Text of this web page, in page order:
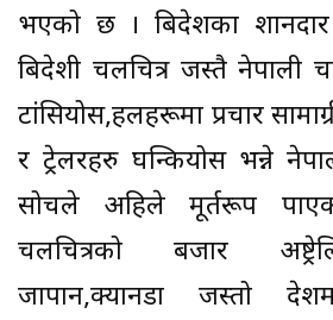
भएको छ । बिदेशका
बिदेशी चलचित्र जस्तै नेपाली
टांसियोस,हलहरूमा प्रचार
र ट्रेलरहरु घन्कियोस भन्ने
सोचले अहिले मूर्तरूप
चलचित्रको बजार
जापान,क्यानडा जस्तो